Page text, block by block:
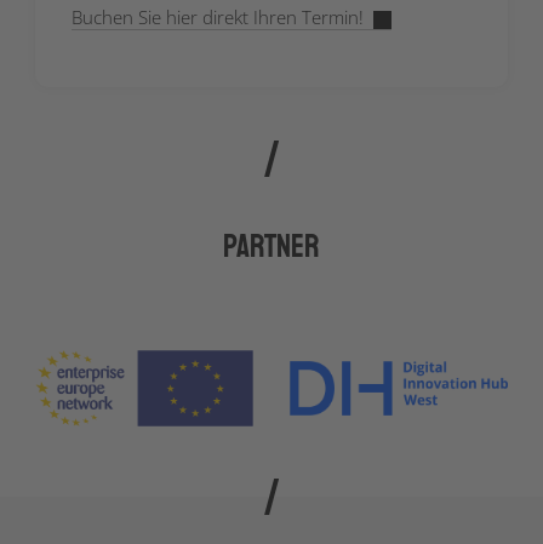
Buchen Sie hier direkt Ihren Termin!
Partner